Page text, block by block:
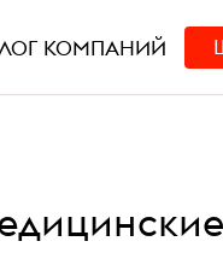
КОМПАНИЙ